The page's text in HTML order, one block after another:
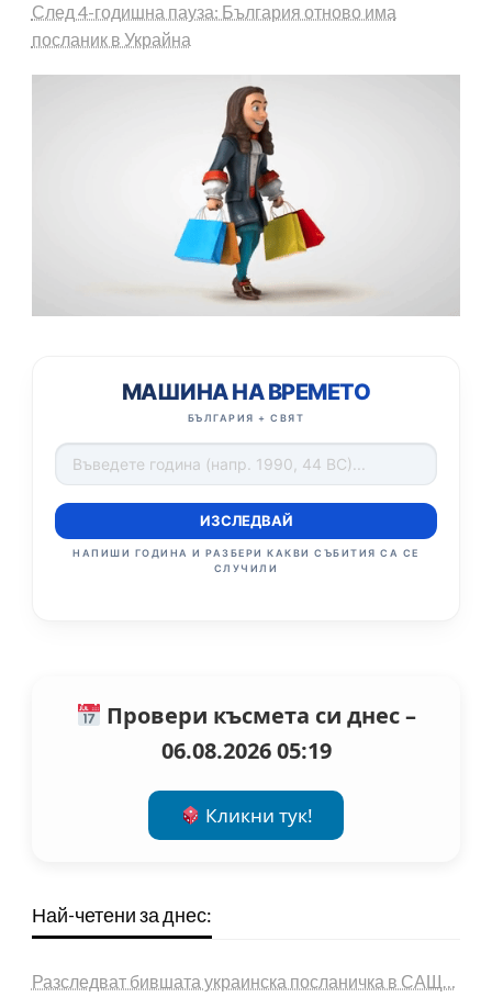
След 4-годишна пауза: България отново има
посланик в Украйна
МАШИНА НА ВРЕМЕТО
БЪЛГАРИЯ + СВЯТ
ИЗСЛЕДВАЙ
НАПИШИ ГОДИНА И РАЗБЕРИ КАКВИ СЪБИТИЯ СА СЕ
СЛУЧИЛИ
Провери късмета си днес –
06.08.2026 05:19
Кликни тук!
Най-четени за днес:
Разследват бившата украинска посланичка в САЩ…